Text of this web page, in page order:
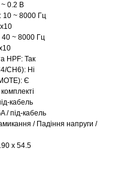
~ 0.2 В
10 ~ 8000 Гц
40 ~ 8000 Гц
HPF: Так
CH6): Ні
Є
кабель
/ під-кабель
/ Падіння напруги /
х 54.5